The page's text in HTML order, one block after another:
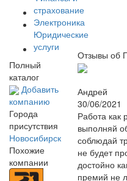
страхование
Электроника
Юридические
услуги
Полный
каталог
Добавить
компанию
Города
присутствия
Новосибирск
Похожие
компании
Отзывы об
Андрей
30/06/2021
Работа как
выполняй
соблюдай
не будет
достойно
премий не